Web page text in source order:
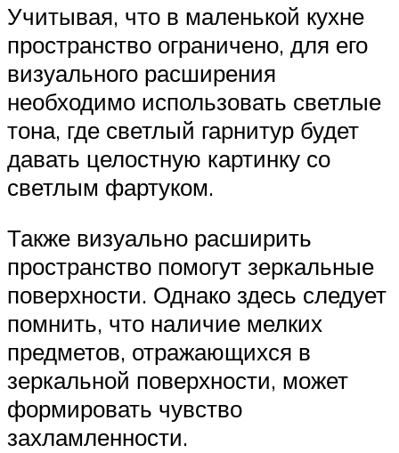
Учитывая, что в маленькой кухне
пространство ограничено, для его
визуального расширения
необходимо использовать светлые
тона, где светлый гарнитур будет
давать целостную картинку со
светлым фартуком.
Также визуально расширить
пространство помогут зеркальные
поверхности. Однако здесь следует
помнить, что наличие мелких
предметов, отражающихся в
зеркальной поверхности, может
формировать чувство
захламленности.